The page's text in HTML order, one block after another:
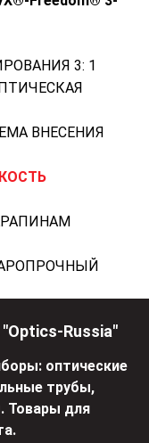
3: 1
ВНЕСЕНИЯ
"Optics-Russia"
оптические
трубы,
Товары для